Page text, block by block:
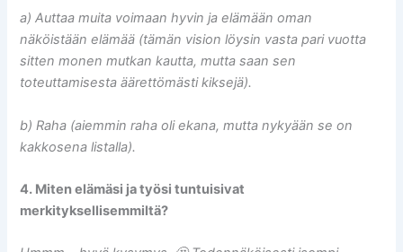
a) Auttaa muita voimaan hyvin ja elämään oman
näköistään elämää (tämän vision löysin vasta pari vuotta
sitten monen mutkan kautta, mutta saan sen
toteuttamisesta äärettömästi kiksejä).
b) Raha (aiemmin raha oli ekana, mutta nykyään se on
kakkosena listalla).
4. Miten elämäsi ja työsi tuntuisivat
merkityksellisemmiltä?